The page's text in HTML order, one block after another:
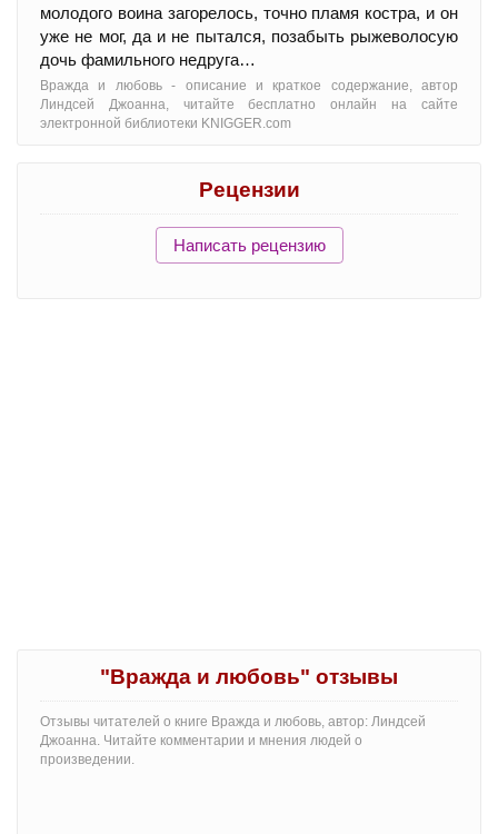
молодого воина загорелось, точно пламя костра, и он
уже не мог, да и не пытался, позабыть рыжеволосую
дочь фамильного недруга…
Вражда и любовь - oписание и краткое содержание, автор
Линдсей Джоанна, читайте бесплатно онлайн на сайте
электронной библиотеки KNIGGER.com
Рецензии
Написать рецензию
"Вражда и любовь" отзывы
Отзывы читателей о книге Вражда и любовь, автор: Линдсей
Джоанна. Читайте комментарии и мнения людей о
произведении.